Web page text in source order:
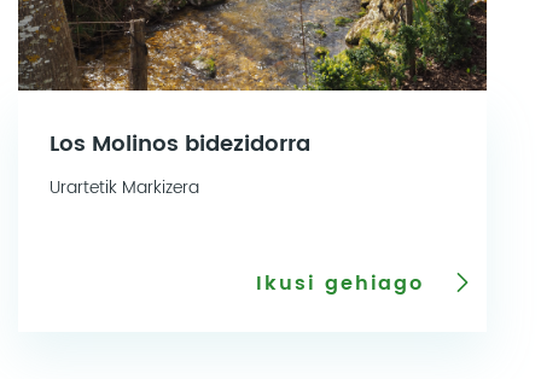
Los Molinos bidezidorra
Urartetik Markizera
Ikusi gehiago